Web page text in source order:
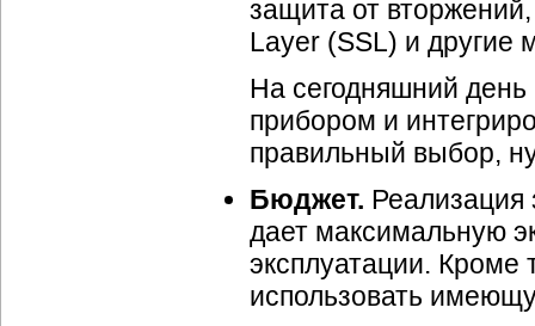
защита от
Layer (SSL) и другие
На сегодняшний
прибором и
правильный выбор,
Бюджет.
дает максимальную
эксплуатации.
использовать